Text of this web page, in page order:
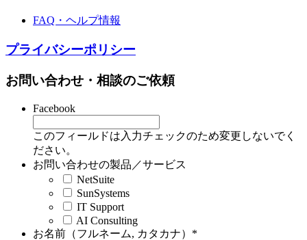
FAQ・ヘルプ情報
プライバシーポリシー
お問い合わせ・相談のご依頼
Facebook
このフィールドは入力チェックのため変更しないでく
ださい。
お問い合わせの製品／サービス
NetSuite
SunSystems
IT Support
AI Consulting
お名前（フルネーム, カタカナ） *